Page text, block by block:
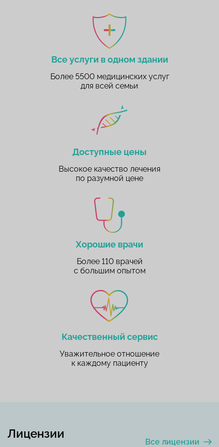
Все услуги в одном здании
Более 5500 медицинских услуг
для всей семьи
Доступные цены
Высокое качество лечения
по разумной цене
Хорошие врачи
Более 110 врачей
с большим опытом
Качественный сервис
Уважительное отношение
к каждому пациенту
Лицензии
Все лицензии